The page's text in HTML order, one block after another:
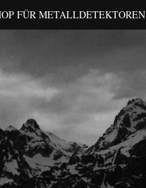
FÜR METALLDETEKTOREN